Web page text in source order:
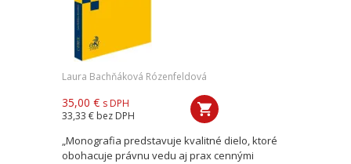
Laura Bachňáková Rózenfeldová
35,00 € s DPH
33,33 € bez DPH
„Monografia predstavuje kvalitné dielo, ktoré
obohacuje právnu vedu aj prax cennými